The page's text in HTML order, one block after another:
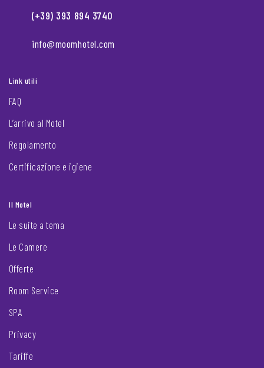
(+39) 393 894 3740
info@moomhotel.com
Link utili
FAQ
L’arrivo al Motel
Regolamento
Certificazione e igiene
Il Motel
Le suite a tema
Le Camere
Offerte
Room Service
SPA
Privacy
Tariffe